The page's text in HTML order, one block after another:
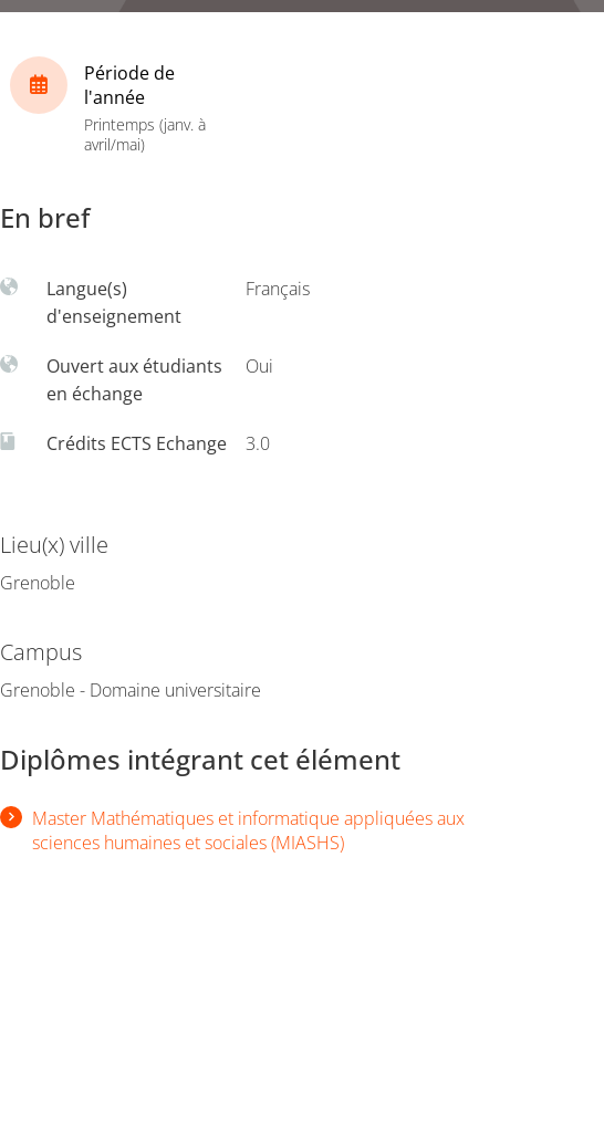
Période de
l'année
Printemps (janv. à
avril/mai)
En bref
Langue(s)
d'enseignement
Français
Ouvert aux étudiants
en échange
Oui
Crédits ECTS Echange 3.0
Lieu(x) ville
Grenoble
Campus
Grenoble - Domaine universitaire
Diplômes intégrant cet élément
Master Mathématiques et informatique appliquées aux
sciences humaines et sociales (MIASHS)